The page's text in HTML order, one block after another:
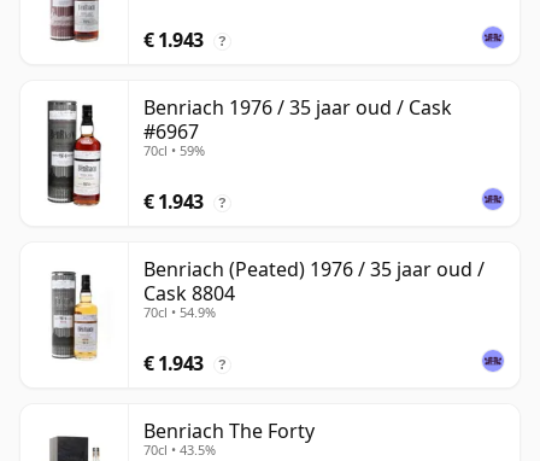
€ 1.943 ?
Benriach 1976 / 35 jaar oud / Cask
#6967
70cl • 59%
€ 1.943 ?
Benriach (Peated) 1976 / 35 jaar oud /
Cask 8804
70cl • 54.9%
€ 1.943 ?
Benriach The Forty
70cl • 43.5%